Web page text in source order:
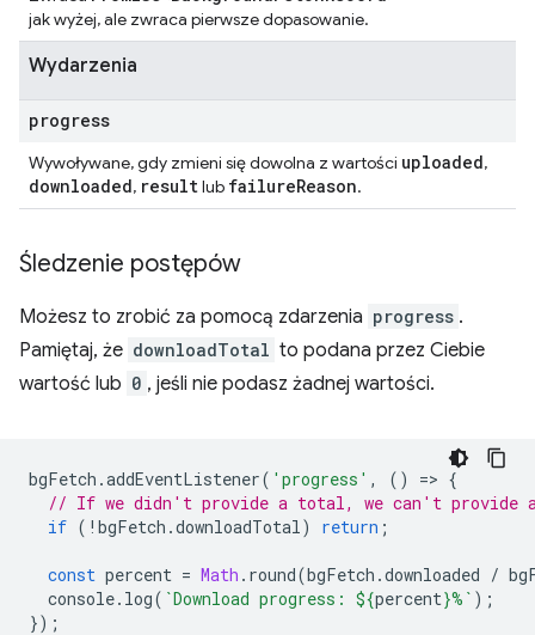
jak wyżej, ale zwraca pierwsze dopasowanie.
Wydarzenia
progress
Wywoływane, gdy zmieni się dowolna z wartości uploaded,
downloaded, resultlub failureReason.
Śledzenie postępów
Możesz to zrobić za pomocą zdarzenia progress .
Pamiętaj, że downloadTotal to podana przez Ciebie
wartość lub 0 , jeśli nie podasz żadnej wartości.
bgFetch .addEventListener( 'progress' , () => {
// If we didn't provide a total, we can't provide
if ( ! bgFetch .downloadTotal) return ;
const percent = Math . round(bgFetch .downloaded /
console. log( `Download progress: ${percent}%` );
});